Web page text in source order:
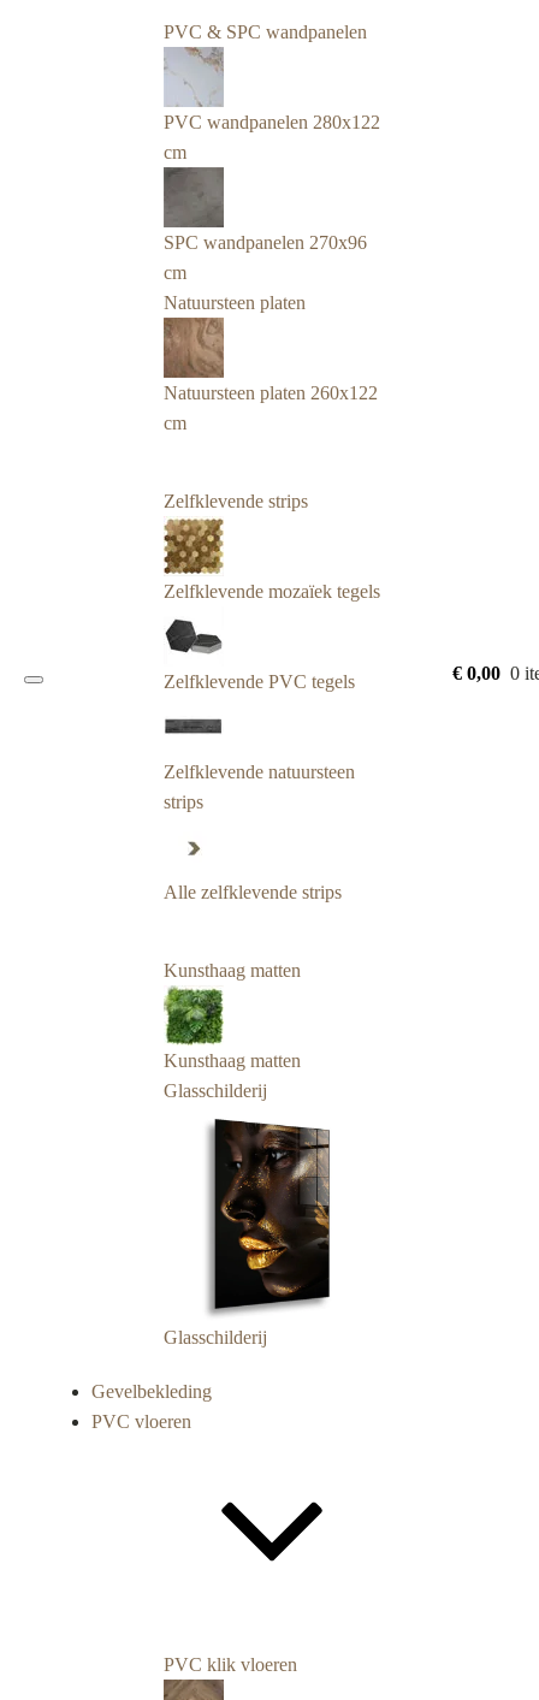
PVC & SPC wandpanelen
PVC wandpanelen 280x122
cm
SPC wandpanelen 270x96
cm
Natuursteen platen
Natuursteen platen 260x122
cm
Zelfklevende strips
Zelfklevende mozaïek tegels
Zelfklevende PVC tegels
Zelfklevende natuursteen
strips
Alle zelfklevende strips
Kunsthaag matten
Kunsthaag matten
Glasschilderij
Glasschilderij
Gevelbekleding
PVC vloeren
PVC klik vloeren
€ 0,00 0